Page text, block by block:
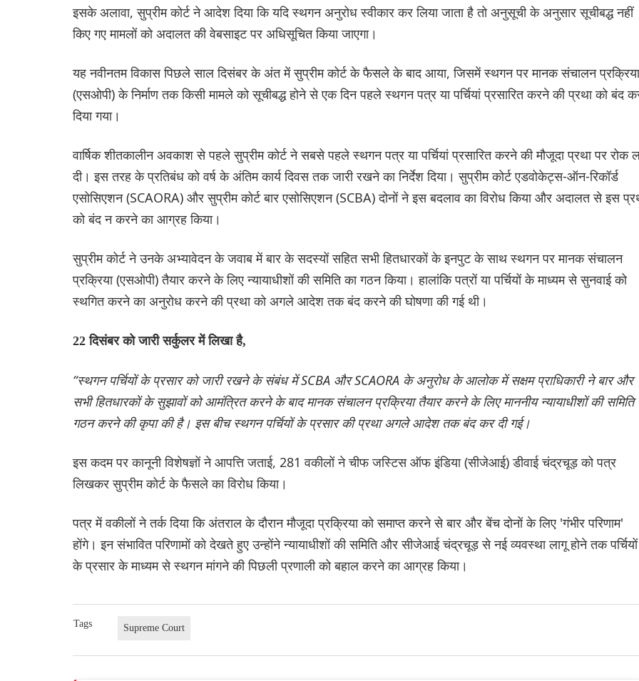
इसके अलावा, सुप्रीम कोर्ट ने आदेश दिया कि यदि स्थगन अनुरोध स्वीकार कर लिया जाता है तो अनुसूची के अनुसार सूचीबद्ध नहीं
किए गए मामलों को अदालत की वेबसाइट पर अधिसूचित किया जाएगा।
यह नवीनतम विकास पिछले साल दिसंबर के अंत में सुप्रीम कोर्ट के फैसले के बाद आया, जिसमें स्थगन पर मानक संचालन प्रक्रिया
(एसओपी) के निर्माण तक किसी मामले को सूचीबद्ध होने से एक दिन पहले स्थगन पत्र या पर्चियां प्रसारित करने की प्रथा को बंद
दिया गया।
वार्षिक शीतकालीन अवकाश से पहले सुप्रीम कोर्ट ने सबसे पहले स्थगन पत्र या पर्चियां प्रसारित करने की मौजूदा प्रथा पर रोक
दी। इस तरह के प्रतिबंध को वर्ष के अंतिम कार्य दिवस तक जारी रखने का निर्देश दिया। सुप्रीम कोर्ट एडवोकेट्स-ऑन-रिकॉर्ड
एसोसिएशन (SCAORA) और सुप्रीम कोर्ट बार एसोसिएशन (SCBA) दोनों ने इस बदलाव का विरोध किया और अदालत से इस
को बंद न करने का आग्रह किया।
सुप्रीम कोर्ट ने उनके अभ्यावेदन के जवाब में बार के सदस्यों सहित सभी हितधारकों के इनपुट के साथ स्थगन पर मानक संचालन
प्रक्रिया (एसओपी) तैयार करने के लिए न्यायाधीशों की समिति का गठन किया। हालांकि पत्रों या पर्चियों के माध्यम से सुनवाई को
स्थगित करने का अनुरोध करने की प्रथा को अगले आदेश तक बंद करने की घोषणा की गई थी।
22 दिसंबर को जारी सर्कुलर में लिखा है,
“स्थगन पर्चियों के प्रसार को जारी रखने के संबंध में SCBA और SCAORA के अनुरोध के आलोक में सक्षम प्राधिकारी ने बार और
सभी हितधारकों के सुझावों को आमंत्रित करने के बाद मानक संचालन प्रक्रिया तैयार करने के लिए माननीय न्यायाधीशों की समिति
गठन करने की कृपा की है। इस बीच स्थगन पर्चियों के प्रसार की प्रथा अगले आदेश तक बंद कर दी गई।
इस कदम पर कानूनी विशेषज्ञों ने आपत्ति जताई, 281 वकीलों ने चीफ जस्टिस ऑफ इंडिया (सीजेआई) डीवाई चंद्रचूड़ को पत्र
लिखकर सुप्रीम कोर्ट के फैसले का विरोध किया।
पत्र में वकीलों ने तर्क दिया कि अंतराल के दौरान मौजूदा प्रक्रिया को समाप्त करने से बार और बेंच दोनों के लिए 'गंभीर परिणाम'
होंगे। इन संभावित परिणामों को देखते हुए उन्होंने न्यायाधीशों की समिति और सीजेआई चंद्रचूड़ से नई व्यवस्था लागू होने तक पर्चियों
के प्रसार के माध्यम से स्थगन मांगने की पिछली प्रणाली को बहाल करने का आग्रह किया।
Tags Supreme Court